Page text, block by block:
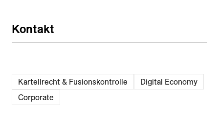
Kontakt
Kartellrecht & Fusionskontrolle
Digital Economy
Corporate